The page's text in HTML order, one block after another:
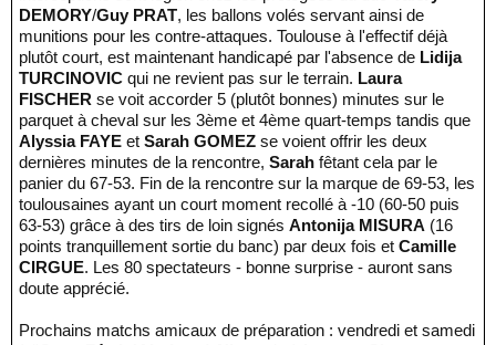
DEMORY/Guy PRAT, les ballons volés servant ainsi de
munitions pour les contre-attaques. Toulouse à l'effectif déjà
plutôt court, est maintenant handicapé par l'absence de Lidija
TURCINOVIC qui ne revient pas sur le terrain. Laura
FISCHER se voit accorder 5 (plutôt bonnes) minutes sur le
parquet à cheval sur les 3ème et 4ème quart-temps tandis que
Alyssia FAYE et Sarah GOMEZ se voient offrir les deux
dernières minutes de la rencontre, Sarah fêtant cela par le
panier du 67-53. Fin de la rencontre sur la marque de 69-53, les
toulousaines ayant un court moment recollé à -10 (60-50 puis
63-53) grâce à des tirs de loin signés Antonija MISURA (16
points tranquillement sortie du banc) par deux fois et Camille
CIRGUE. Les 80 spectateurs - bonne surprise - auront sans
doute apprécié.
Prochains matchs amicaux de préparation : vendredi et samedi